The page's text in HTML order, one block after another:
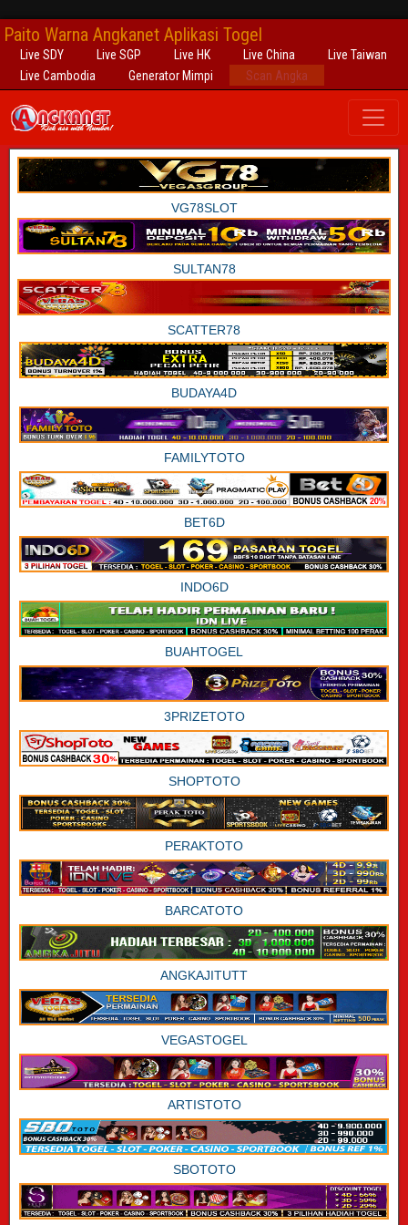
Paito Warna Angkanet Aplikasi Togel
Live SDY Live SGP Live HK Live China
Live Taiwan
Live Cambodia
Generator Mimpi Scan Angka
VG78SLOT
SULTAN78
SCATTER78
BUDAYA4D
FAMILYTOTO
BET6D
INDO6D
BUAHTOGEL
3PRIZETOTO
SHOPTOTO
PERAKTOTO
BARCATOTO
ANGKAJITUTT
VEGASTOGEL
ARTISTOTO
SBOTOTO